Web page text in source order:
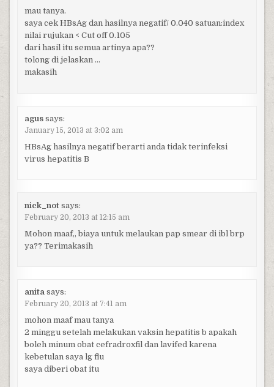
mau tanya.
saya cek HBsAg dan hasilnya negatif/ 0.040 satuan:index
nilai rujukan < Cut off 0.105
dari hasil itu semua artinya apa??
tolong di jelaskan …
makasih
agus says:
January 15, 2013 at 3:02 am
HBsAg hasilnya negatif berarti anda tidak terinfeksi
virus hepatitis B
nick_not says:
February 20, 2013 at 12:15 am
Mohon maaf,, biaya untuk melaukan pap smear di ibl brp
ya?? Terimakasih
anita says:
February 20, 2013 at 7:41 am
mohon maaf mau tanya
2 minggu setelah melakukan vaksin hepatitis b apakah
boleh minum obat cefradroxfil dan lavifed karena
kebetulan saya lg flu
saya diberi obat itu